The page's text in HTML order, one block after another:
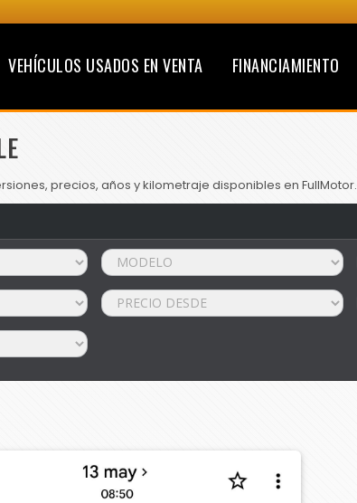
VEHÍCULOS USADOS EN VENTA FINANCIAMIENTO
precios, años y kilometraje disponibles en FullMotor.